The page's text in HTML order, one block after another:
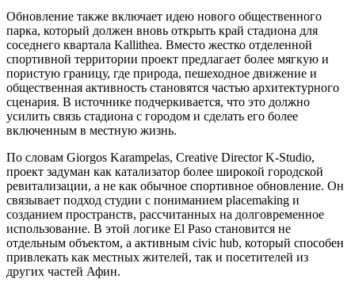
Обновление также включает идею нового общественного
парка, который должен вновь открыть край стадиона для
соседнего квартала Kallithea. Вместо жестко отделенной
спортивной территории проект предлагает более мягкую и
пористую границу, где природа, пешеходное движение и
общественная активность становятся частью архитектурного
сценария. В источнике подчеркивается, что это должно
усилить связь стадиона с городом и сделать его более
включенным в местную жизнь.
По словам Giorgos Karampelas, Creative Director K-Studio,
проект задуман как катализатор более широкой городской
ревитализации, а не как обычное спортивное обновление. Он
связывает подход студии с пониманием placemaking и
созданием пространств, рассчитанных на долговременное
использование. В этой логике El Paso становится не
отдельным объектом, а активным civic hub, который способен
привлекать как местных жителей, так и посетителей из
других частей Афин.